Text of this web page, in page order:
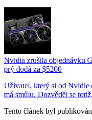
Nvidia zrušila objednávku
prý dodá za $5200
Uživatel, který si od Nvidie
má smůlu. Dozvěděl se
Tento článek byl